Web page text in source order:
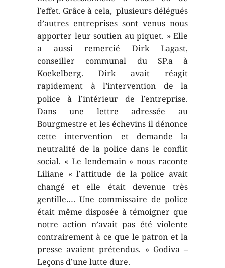
l’effet. Grâce à cela, plusieurs délégués
d’autres entreprises sont venus nous
apporter leur soutien au piquet. » Elle
a aussi remercié Dirk Lagast,
conseiller communal du SP.a à
Koekelberg. Dirk avait réagit
rapidement à l’intervention de la
police à l’intérieur de l’entreprise.
Dans une lettre adressée au
Bourgmestre et les échevins il dénonce
cette intervention et demande la
neutralité de la police dans le conflit
social. « Le lendemain » nous raconte
Liliane « l’attitude de la police avait
changé et elle était devenue très
gentille…. Une commissaire de police
était même disposée à témoigner que
notre action n’avait pas été violente
contrairement à ce que le patron et la
presse avaient prétendus. » Godiva –
Leçons d’une lutte dure.